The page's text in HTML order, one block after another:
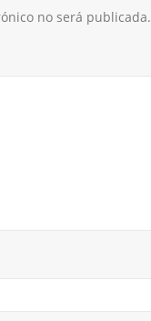
no será publicada.